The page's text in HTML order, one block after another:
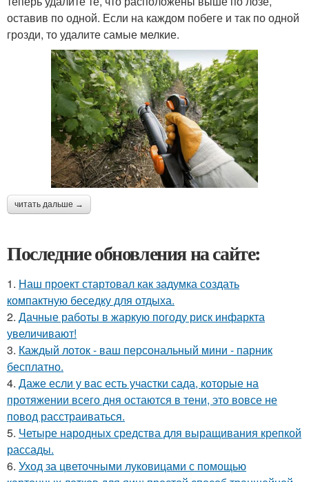
оставив по одной. Если на каждом побеге и так по одной
грозди, то удалите самые мелкие.
читать дальше →
Последние обновления на сайте:
1. Наш проект стартовал как задумка создать
компактную беседку для отдыха.
2. Дачные работы в жаркую погоду риск инфаркта
увеличивают!
3. Каждый лоток - ваш персональный мини - парник
бесплатно.
4. Даже если у вас есть участки сада, которые на
протяжении всего дня остаются в тени, это вовсе не
повод расстраиваться.
5. Четыре народных средства для выращивания крепкой
рассады.
6. Уход за цветочными луковицами с помощью